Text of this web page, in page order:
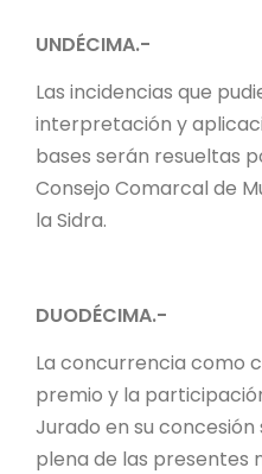
UNDÉCIMA.-
Las incidencias que
interpretación y
bases serán resueltas
Consejo Comarcal de
la Sidra.
DUODÉCIMA.-
La concurrencia como
premio y la
Jurado en su
plena de las presentes